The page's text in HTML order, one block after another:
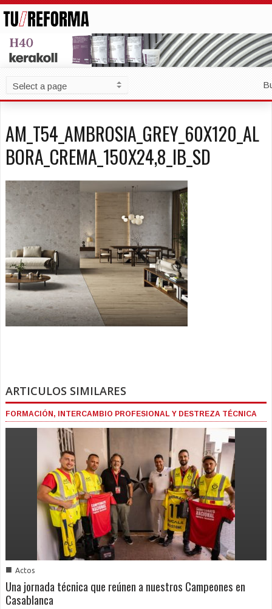
AM_T54_AMBROSIA_GREY_60X120_AL
BORA_CREMA_150X24,8_IB_SD
ARTICULOS SIMILARES
FORMACIÓN, INTERCAMBIO PROFESIONAL Y DESTREZA TÉCNICA
■ Actos
Una jornada técnica que reúnen a nuestros Campeones en
Casablanca